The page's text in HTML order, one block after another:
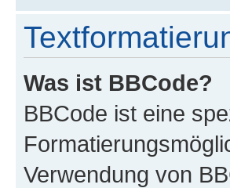
Was ist BBCode?
BBCode ist eine
Verwendung von